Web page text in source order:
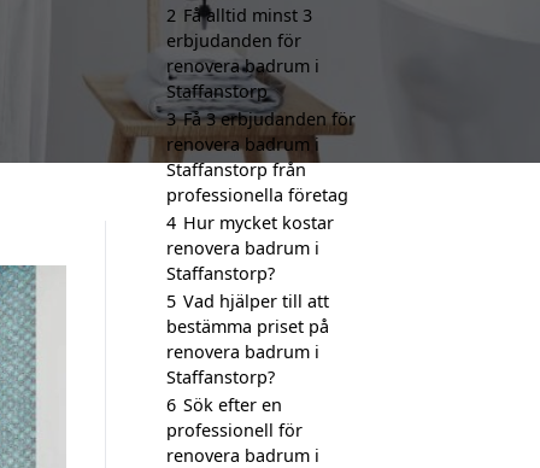
2 Få alltid minst 3
erbjudanden för
renovera badrum i
Staffanstorp
3 Få 3 erbjudanden för
renovera badrum i
Staffanstorp från
professionella företag
4 Hur mycket kostar
renovera badrum i
Staffanstorp?
5 Vad hjälper till att
bestämma priset på
renovera badrum i
Staffanstorp?
6 Sök efter en
professionell för
renovera badrum i